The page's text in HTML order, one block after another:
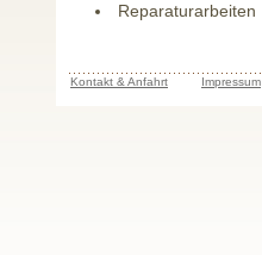
Reparaturarbeiten
Kontakt & Anfahrt Impressum